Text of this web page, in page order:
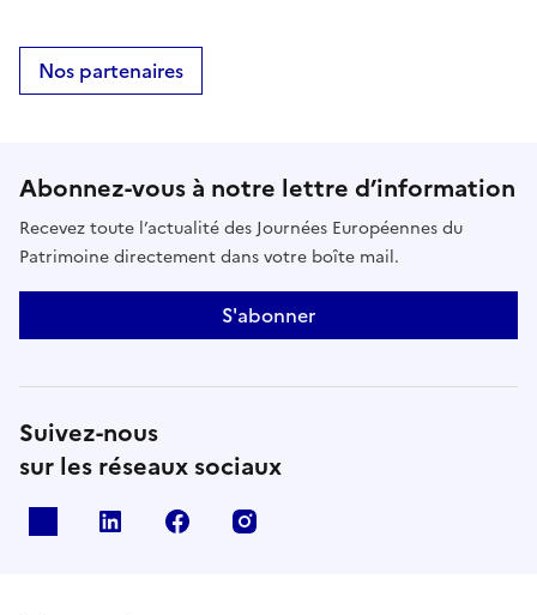
Nos partenaires
Abonnez-vous à notre lettre d’information
Recevez toute l’actualité des Journées Européennes du
Patrimoine directement dans votre boîte mail.
S'abonner
Suivez-nous
sur les réseaux sociaux
Linkedin Facebook